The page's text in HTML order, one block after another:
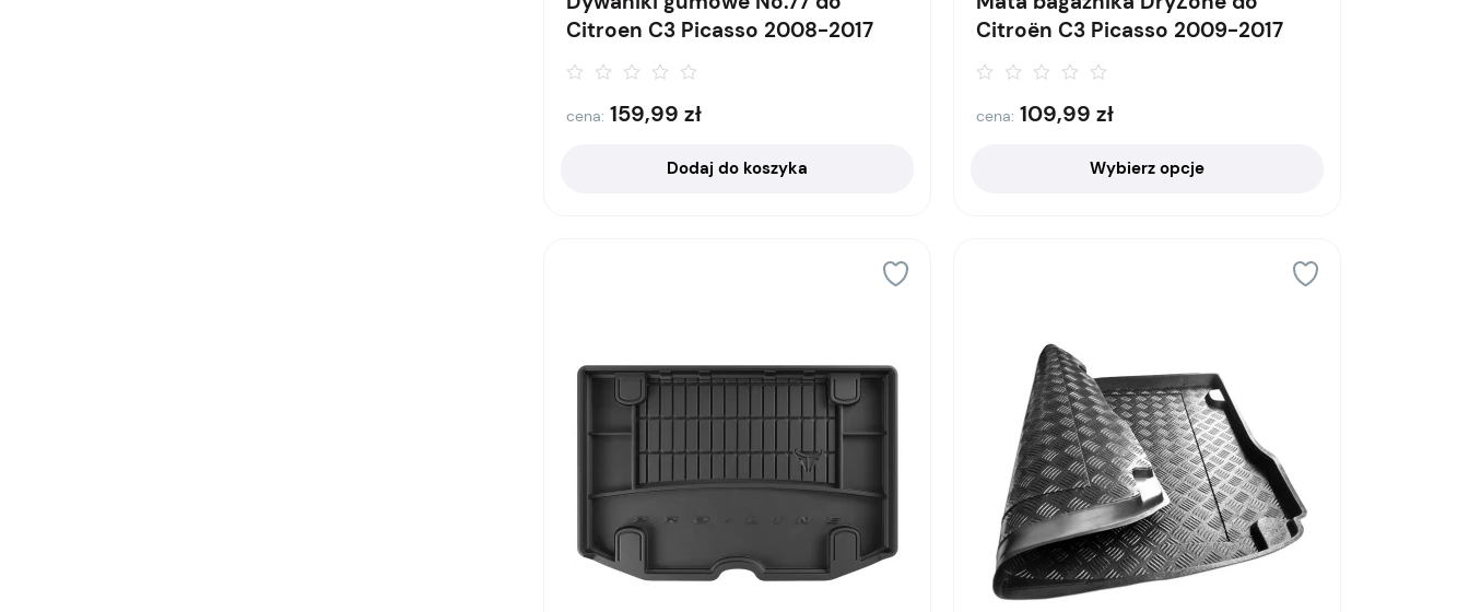
Citroen C3 Picasso 2008-2017
cena: 159,99zł
Dodaj do koszyka
Citroën C3 Picasso 2009-2017
cena: 109,99 zł
Wybierz opcje